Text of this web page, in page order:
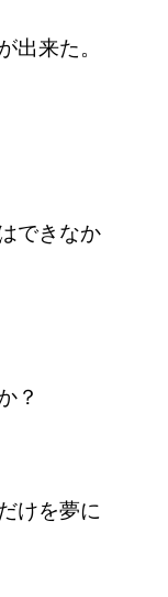
出来た。
できなか
？
けを夢に